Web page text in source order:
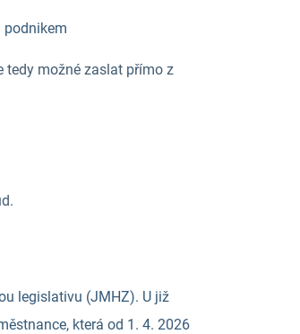
podnikem
tedy možné zaslat přímo z
legislativu (JMHZ). U již
která od 1. 4. 2026